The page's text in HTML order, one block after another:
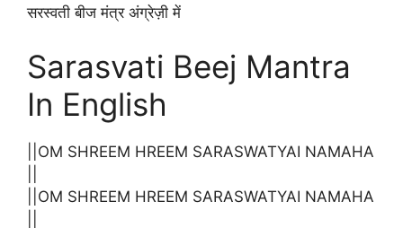
सरस्वती बीज मंत्र अंग्रेज़ी में
Sarasvati Beej Mantra
In English
||OM SHREEM HREEM SARASWATYAI NAMAHA
||OM SHREEM HREEM SARASWATYAI NAMAHA